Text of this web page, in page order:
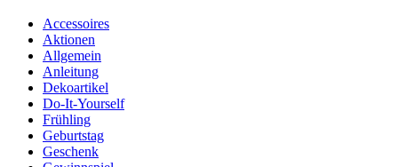
Accessoires
Aktionen
Allgemein
Anleitung
Dekoartikel
Do-It-Yourself
Frühling
Geburtstag
Geschenk